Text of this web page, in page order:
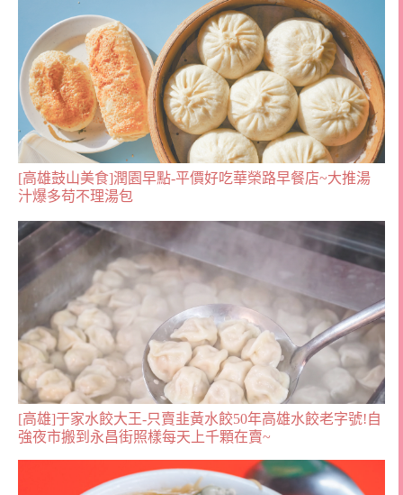
[高雄鼓山美食]潤園早點-平價好吃華榮路早餐店~大推湯
汁爆多苟不理湯包
[高雄]于家水餃大王-只賣韭黃水餃50年高雄水餃老字號!自
強夜市搬到永昌街照樣每天上千顆在賣~